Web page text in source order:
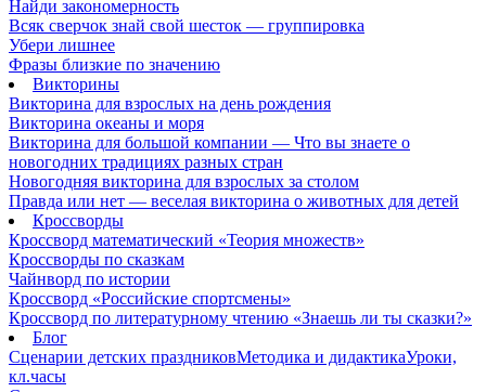
Найди закономерность
Всяк сверчок знай свой шесток — группировка
Убери лишнее
Фразы близкие по значению
Викторины
Викторина для взрослых на день рождения
Викторина океаны и моря
Викторина для большой компании — Что вы знаете о
новогодних традициях разных стран
Новогодняя викторина для взрослых за столом
Правда или нет — веселая викторина о животных для детей
Кроссворды
Кроссворд математический «Теория множеств»
Кроссворды по сказкам
Чайнворд по истории
Кроссворд «Российские спортсмены»
Кроссворд по литературному чтению «Знаешь ли ты сказки?»
Блог
Сценарии детских праздниковМетодика и дидактикаУроки,
кл.часы